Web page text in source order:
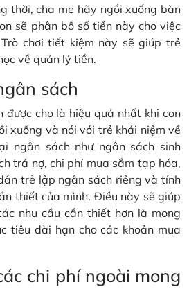
thời, cha mẹ hãy ngồi xuống bàn
sẽ phân bổ số tiền này cho việc
chơi tiết kiệm này sẽ giúp trẻ
về quản lý tiền.
sách
được cho là hiệu quả nhất khi con
xuống và nói với trẻ khái niệm về
ngân sách như ngân sách sinh
trả nợ, chi phí mua sắm tạp hóa,
trẻ lập ngân sách riêng và tính
thiết của mình. Điều này sẽ giúp
nhu cầu cần thiết hơn là mong
tiêu dài hạn cho các khoản mua
chi phí ngoài mong